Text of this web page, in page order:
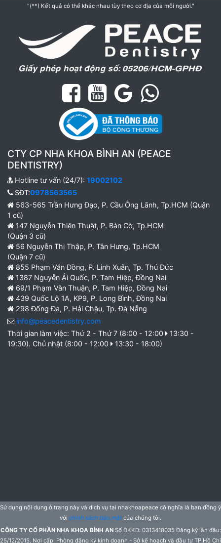
"(**) Kết quả có thể khác nhau tùy theo cơ địa của mỗi người."
CTY CP NHA KHOA BÌNH AN (PEACE
DENTISTRY)
Hotline tư vấn (24/7): 19002102
SĐT:0978563565
563-565 Trần Hưng Đạo, P. Cầu Ông Lãnh, Tp.HCM (Quận
1 cũ)
147 Nguyễn Thiện Thuật, P. Bàn Cờ, Tp.HCM
(Quận 3 cũ)
56 Nguyễn Thị Thập, P. Tân Hưng, Tp.HCM
(Quận 7 cũ)
855 Phạm Văn Đồng, P. Linh Xuân, Tp. Thủ Đức
1387 Nguyễn Ái Quốc, P. Tam Hiệp, Đồng Nai
69/1 Phạm Văn Thuận, P. Tam Hiệp, Đồng Nai
439 Quốc Lộ 1A, KP9, P. Long Bình, Đồng Nai
298 Đống Đa, P. Hải Châu, Tp. Đà Nẵng
info@peacedentistry.com
Thời gian làm việc: Thứ 2 - Thứ 7 (8:00 - 12:00
13:30 -
19:30). Chủ nhật (8:00 - 12:00
13:30 - 18:00)
Sử dụng nội dung ở trang này và dịch vụ tại nhakhoapeace có nghĩa là bạn đồng ý
với chính sách bảo mật của chúng tôi.
CÔNG TY CỔ PHẦN NHA KHOA BÌNH ANSố ĐKKD: 0313418035 Đăng ký lần đầu:
25/12/2015. Nơi cấp: Phòng đăng ký kinh doanh - Sở kế hoạch và đầu tư TP.Hồ Chí